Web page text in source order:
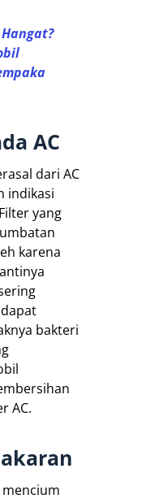
AC
dari AC
indikasi
yang
karena
bakteri
AC.
mencium